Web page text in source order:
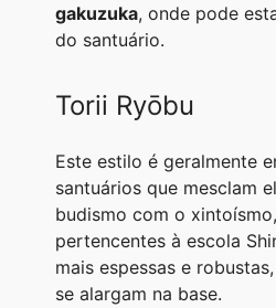
gakuzuka, onde pode
do santuário.
Torii Ryōbu
Este estilo é geralmente
santuários que mesclam
budismo com o
pertencentes à escola
mais espessas e
se alargam na base.